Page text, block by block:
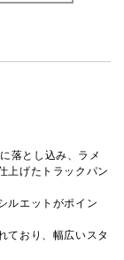
落とし込み、ラメ
上げたトラックパン
ルエットがポイン
ており、幅広いスタ